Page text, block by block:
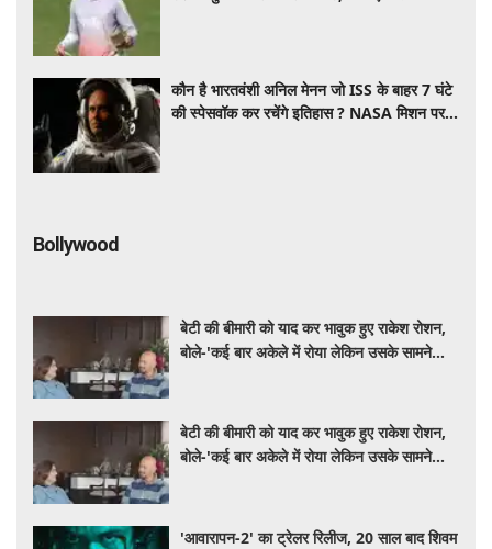
कौन है भारतवंशी अनिल मेनन जो ISS के बाहर 7 घंटे
की स्पेसवॉक कर रचेंगे इतिहास ? NASA मिशन पर
Bollywood
बेटी की बीमारी को याद कर भावुक हुए राकेश रोशन,
बोले-'कई बार अकेले में रोया लेकिन उसके सामने
बेटी की बीमारी को याद कर भावुक हुए राकेश रोशन,
बोले-'कई बार अकेले में रोया लेकिन उसके सामने
'आवारापन-2' का ट्रेलर रिलीज, 20 साल बाद शिवम